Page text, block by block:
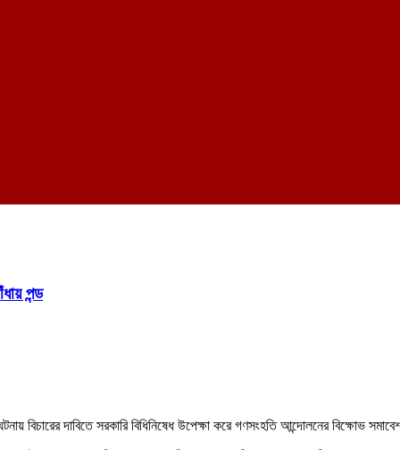
পন্ড
বিচারের দাবিতে সরকারি বিধিনিষেধ উপেক্ষা করে গণসংহতি আন্দোলনের বিক্ষোভ